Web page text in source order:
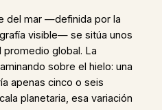
del mar —definida por la
visible— se sitúa unos
global. La
sobre el hielo: una
apenas cinco o seis
planetaria, esa variación